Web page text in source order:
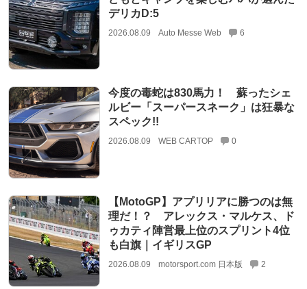
デリカD:5
2026.08.09 Auto Messe Web 6
今度の毒蛇は830馬力！ 蘇ったシェ
ルビー「スーパースネーク」は狂暴な
スペック!!
2026.08.09 WEB CARTOP 0
【MotoGP】アプリリアに勝つのは無
理だ！？ アレックス・マルケス、ド
ゥカティ陣営最上位のスプリント4位
も白旗｜イギリスGP
2026.08.09 motorsport.com 日本版 2